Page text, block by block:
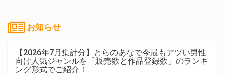
お知らせ
【2026年7月集計分】とらのあなで今最もアツい男性
向け人気ジャンルを「販売数と作品登録数」のランキ
ング形式でご紹介！